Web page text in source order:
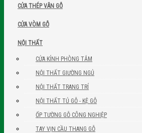
CỬA THÉP VÂN GỖ
CỬA VÒM GỖ
NỘI THẤT
CỬA KÍNH PHÒNG TẮM
NỘI THẤT GIƯỜNG NGỦ
NỘI THẤT TRANG TRÍ
NỘI THẤT TỦ GỖ - KỆ GỖ
ỐP TƯỜNG GỖ CÔNG NGHIỆP
TAY VỊN CẦU THANG GỖ